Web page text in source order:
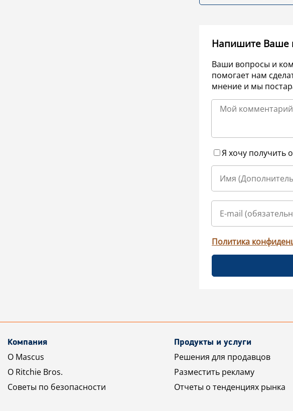
Напишите Ваше
Ваши вопросы и
помогает нам
мнение и мы
Я хочу получить
Политика
Компания
О Mascus
О Ritchie Bros.
Советы по безопасности
Продукты и услуги
Решения для продавцов
Разместить рекламу
Отчеты о тенденциях рынка